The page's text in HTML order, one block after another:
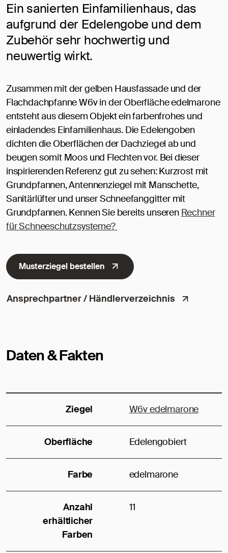
Ein sanierten Einfamilienhaus, das
aufgrund der Edelengobe und dem
Zubehör sehr hochwertig und
neuwertig wirkt.
Zusammen mit der gelben Hausfassade und der
Flachdachpfanne W6v in der Oberfläche edelmarone
entsteht aus diesem Objekt ein farbenfrohes und
einladendes Einfamilienhaus. Die Edelengoben
dichten die Oberflächen der Dachziegel ab und
beugen somit Moos und Flechten vor. Bei dieser
inspirierenden Referenz gut zu sehen: Kurzrost mit
Grundpfannen, Antennenziegel mit Manschette,
Sanitärlüfter und unser Schneefanggitter mit
Grundpfannen. Kennen Sie bereits unseren Rechner
für Schneeschutzsysteme?
Musterziegel bestellen
Ansprechpartner / Händlerverzeichnis
Daten & Fakten
Ziegel W6v edelmarone
Oberfläche Edelengobiert
Farbe edelmarone
Anzahl
erhältlicher
Farben
11